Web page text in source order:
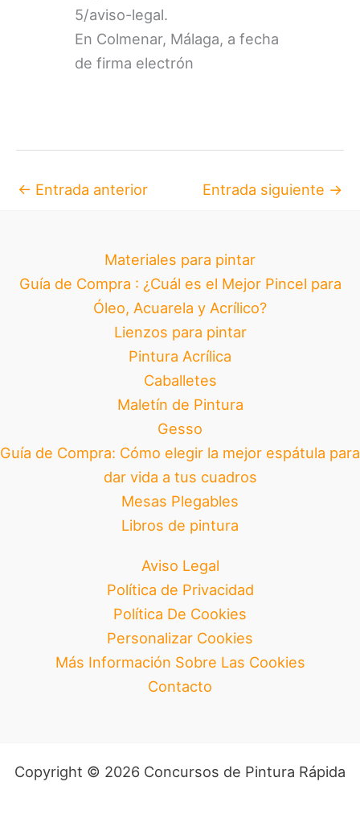
5/aviso-legal.
En Colmenar, Málaga, a fecha
de firma electrón
← Entrada anterior Entrada siguiente →
Materiales para pintar
Guía de Compra : ¿Cuál es el Mejor Pincel para
Óleo, Acuarela y Acrílico?
Lienzos para pintar
Pintura Acrílica
Caballetes
Maletín de Pintura
Gesso
Guía de Compra: Cómo elegir la mejor espátula para
dar vida a tus cuadros
Mesas Plegables
Libros de pintura
Aviso Legal
Política de Privacidad
Política De Cookies
Personalizar Cookies
Más Información Sobre Las Cookies
Contacto
Copyright © 2026 Concursos de Pintura Rápida